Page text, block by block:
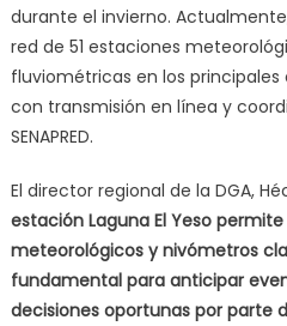
durante el invierno.
red de 51 estaciones
fluviométricas en los
con transmisión en línea y
SENAPRED.
El director regional de la DGA,
estación Laguna El Yeso
meteorológicos y nivómetros
fundamental para anticipar
decisiones oportunas por parte